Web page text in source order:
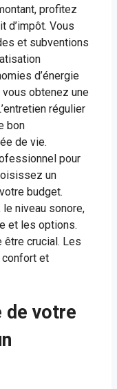
profitez
d’impôt. Vous
et subventions
d’énergie
vous obtenez une
régulier
bon
de vie.
pour
un
budget.
niveau sonore,
et les options.
être crucial. Les
confort et
de votre